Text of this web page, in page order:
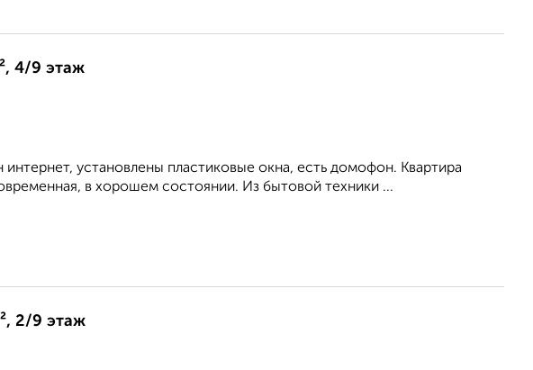
4/9 этаж
установлены пластиковые окна, есть домофон. Квартира
в хорошем состоянии. Из бытовой техники ...
2/9 этаж